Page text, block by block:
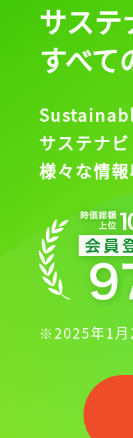
サステ
すべて
サステナ
様々な情
※2025年1月